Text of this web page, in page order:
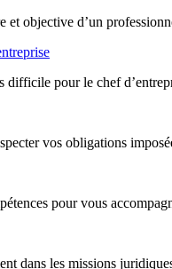
objective d’un
pour le chef
vos obligations
pour vous
dans les missions